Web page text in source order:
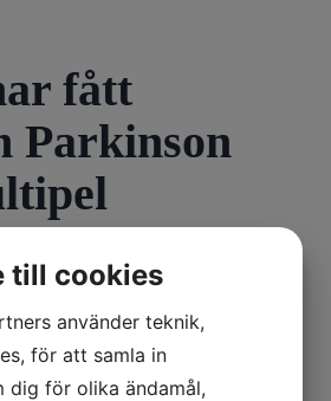
fått
Parkinson
Vad
får hon för
till cookies
använder teknik,
för att samla in
dig för olika ändamål,